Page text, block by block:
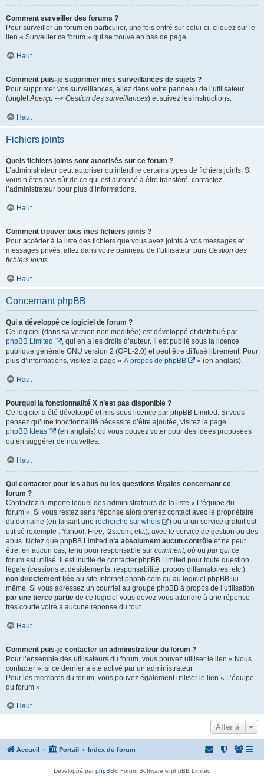
Comment surveiller des forums ?
Pour surveiller un forum en particulier, une fois entré sur celui-ci, cliquez sur le
lien « Surveiller ce forum » qui se trouve en bas de page.
Haut
Comment puis-je supprimer mes surveillances de sujets ?
Pour supprimer vos surveillances, allez dans votre panneau de l’utilisateur
(ongletAperçu --> Gestion des surveillances) et suivez les instructions.
Haut
Fichiers joints
Quels fichiers joints sont autorisés sur ce forum ?
L’administrateur peut autoriser ou interdire certains types de fichiers joints. Si
vous n’êtes pas sûr de ce qui est autorisé à être transféré, contactez
l’administrateur pour plus d’informations.
Haut
Comment trouver tous mes fichiers joints ?
Pour accéder à la liste des fichiers que vous avez joints à vos messages et
messages privés, allez dans votre panneau de l’utilisateur puis Gestion des
fichiers joints.
Haut
Concernant phpBB
Qui a développé ce logiciel de forum ?
Ce logiciel (dans sa version non modifiée) est développé et distribué par
phpBB Limited
, qui en a les droits d’auteur. Il est publié sous la licence
publique générale GNU version 2 (GPL-2.0) et peut être diffusé librement. Pour
plus d’informations, visitez la page « À propos de phpBB » (en anglais).
Haut
Pourquoi la fonctionnalité X n’est pas disponible ?
Ce logiciel a été développé et mis sous licence par phpBB Limited. Si vous
pensez qu’une fonctionnalité nécessite d’être ajoutée, visitez la page
phpBB Ideas
(en anglais) où vous pouvez voter pour des idées proposées
ou en suggérer de nouvelles.
Haut
Qui contacter pour les abus ou les questions légales concernant ce
forum ?
Contactez n’importe lequel des administrateurs de la liste « L’équipe du
forum ». Si vous restez sans réponse alors prenez contact avec le propriétaire
du domaine (en faisant une recherche sur whois
) ou si un service gratuit est
utilisé (exemple : Yahoo!, Free, f2s.com, etc.), avec le service de gestion ou des
abus. Notez que phpBB Limited n’a absolument aucun contrôle et ne peut
être, en aucun cas, tenu pour responsable sur comment, où ou par qui ce
forum est utilisé. Il est inutile de contacter phpBB Limited pour toute question
légale (cessions et désistements, responsabilité, propos diffamatoires, etc.)
non directement liée au site Internet phpbb.com ou au logiciel phpBB lui-
même. Si vous adressez un courriel au groupe phpBB à propos de l’utilisation
par une tierce partie de ce logiciel vous devez vous attendre à une réponse
très courte voire à aucune réponse du tout.
Haut
Comment puis-je contacter un administrateur du forum ?
Pour l’ensemble des utilisateurs du forum, vous pouvez utiliser le lien « Nous
contacter », si ce dernier a été activé par un administrateur.
Pour les membres du forum, vous pouvez également utiliser le lien « L’équipe
du forum ».
Haut
Aller à
Accueil Portail Index du forum
Développé parphpBB® Forum Software © phpBB Limited